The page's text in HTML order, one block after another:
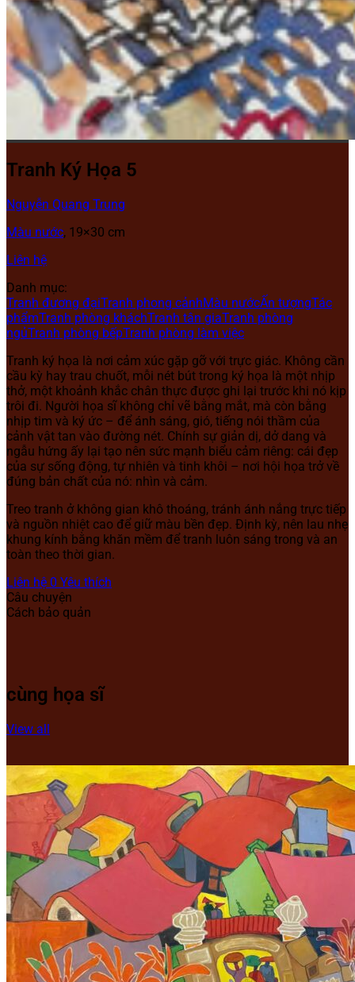
Tranh Ký Họa 5
Nguyễn Quang Trung
Màu nước, 19×30 cm
Liên hệ
Danh mục:
Tranh đương đạiTranh phong cảnhMàu nướcẤn tượngTác
phẩmTranh phòng kháchTranh tân giaTranh phòng
ngủTranh phòng bếpTranh phòng làm việc
Tranh ký họa là nơi cảm xúc gặp gỡ với trực giác. Không cần
cầu kỳ hay trau chuốt, mỗi nét bút trong ký họa là một nhịp
thở, một khoảnh khắc chân thực được ghi lại trước khi nó kịp
trôi đi. Người họa sĩ không chỉ vẽ bằng mắt, mà còn bằng
nhịp tim và ký ức – để ánh sáng, gió, tiếng nói thầm của
cảnh vật tan vào đường nét. Chính sự giản dị, dở dang và
ngẫu hứng ấy lại tạo nên sức mạnh biểu cảm riêng: cái đẹp
của sự sống động, tự nhiên và tinh khôi – nơi hội họa trở về
đúng bản chất của nó: nhìn và cảm.
Treo tranh ở không gian khô thoáng, tránh ánh nắng trực tiếp
và nguồn nhiệt cao để giữ màu bền đẹp. Định kỳ, nên lau nhẹ
khung kính bằng khăn mềm để tranh luôn sáng trong và an
toàn theo thời gian.
Liên hệ 0 Yêu thích
Câu chuyện
Cách bảo quản
cùng họa sĩ
View all